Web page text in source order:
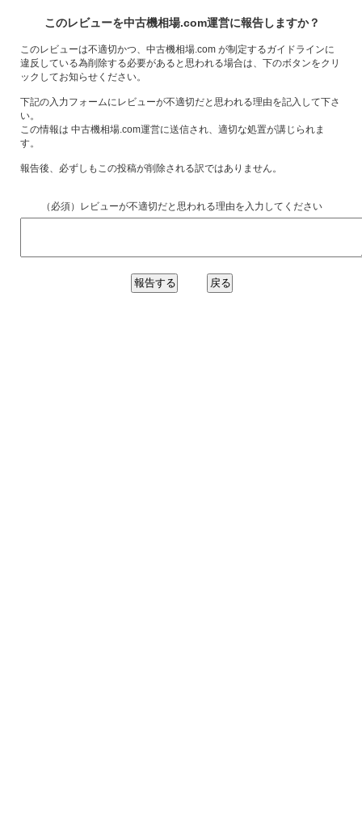
このレビューを中古機相場.com運営に報告しますか？
このレビューは不適切かつ、中古機相場.com が制定するガイドラインに
違反している為削除する必要があると思われる場合は、下のボタンをクリ
ックしてお知らせください。
下記の入力フォームにレビューが不適切だと思われる理由を記入して下さ
い。
この情報は 中古機相場.com運営に送信され、適切な処置が講じられま
す。
報告後、必ずしもこの投稿が削除される訳ではありません。
（必須）レビューが不適切だと思われる理由を入力してください